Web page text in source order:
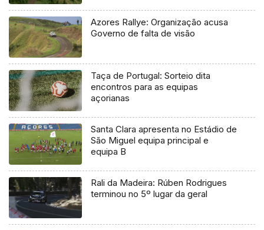
Azores Rallye: Organização acusa
Governo de falta de visão
Taça de Portugal: Sorteio dita
encontros para as equipas
açorianas
Santa Clara apresenta no Estádio de
São Miguel equipa principal e
equipa B
Rali da Madeira: Rúben Rodrigues
terminou no 5º lugar da geral